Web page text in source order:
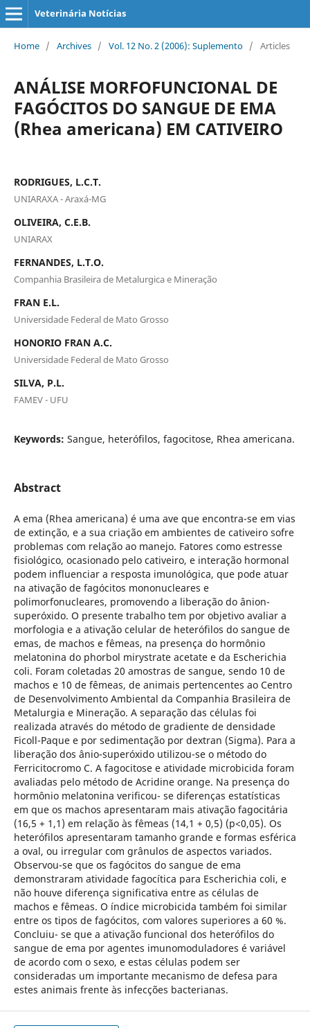
Veterinária Notícias
Home / Archives / Vol. 12 No. 2 (2006): Suplemento / Articles
ANÁLISE MORFOFUNCIONAL DE
FAGÓCITOS DO SANGUE DE EMA
(Rhea americana) EM CATIVEIRO
RODRIGUES, L.C.T.
UNIARAXA - Araxá-MG
OLIVEIRA, C.E.B.
UNIARAX
FERNANDES, L.T.O.
Companhia Brasileira de Metalurgica e Mineração
FRAN E.L.
Universidade Federal de Mato Grosso
HONORIO FRAN A.C.
Universidade Federal de Mato Grosso
SILVA, P.L.
FAMEV - UFU
Keywords: Sangue, heterófilos, fagocitose, Rhea americana.
Abstract
A ema (Rhea americana) é uma ave que encontra-se em vias
de extinção, e a sua criação em ambientes de cativeiro sofre
problemas com relação ao manejo. Fatores como estresse
fisiológico, ocasionado pelo cativeiro, e interação hormonal
podem influenciar a resposta imunológica, que pode atuar
na ativação de fagócitos mononucleares e
polimorfonucleares, promovendo a liberação do ânion-
superóxido. O presente trabalho tem por objetivo avaliar a
morfologia e a ativação celular de heterófilos do sangue de
emas, de machos e fêmeas, na presença do hormônio
melatonina do phorbol mirystrate acetate e da Escherichia
coli. Foram coletadas 20 amostras de sangue, sendo 10 de
machos e 10 de fêmeas, de animais pertencentes ao Centro
de Desenvolvimento Ambiental da Companhia Brasileira de
Metalurgia e Mineração. A separação das células foi
realizada através do método de gradiente de densidade
Ficoll-Paque e por sedimentação por dextran (Sigma). Para a
liberação dos ânio-superóxido utilizou-se o método do
Ferricitocromo C. A fagocitose e atividade microbicida foram
avaliadas pelo método de Acridine orange. Na presença do
hormônio melatonina verificou- se diferenças estatísticas
em que os machos apresentaram mais ativação fagocitária
(16,5 + 1,1) em relação às fêmeas (14,1 + 0,5) (p<0,05). Os
heterófilos apresentaram tamanho grande e formas esférica
a oval, ou irregular com grânulos de aspectos variados.
Observou-se que os fagócitos do sangue de ema
demonstraram atividade fagocítica para Escherichia coli, e
não houve diferença significativa entre as células de
machos e fêmeas. O índice microbicida também foi similar
entre os tipos de fagócitos, com valores superiores a 60 %.
Concluiu- se que a ativação funcional dos heterófilos do
sangue de ema por agentes imunomoduladores é variável
de acordo com o sexo, e estas células podem ser
consideradas um importante mecanismo de defesa para
estes animais frente às infecções bacterianas.